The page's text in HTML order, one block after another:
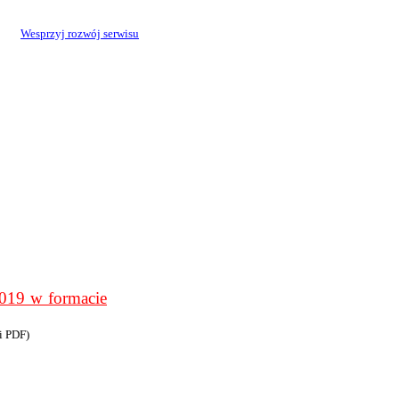
Wesprzyj rozwój serwisu
w formacie
PDF)